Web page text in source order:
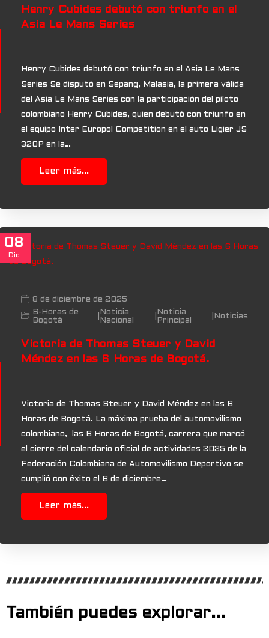
Henry Cubides debutó con triunfo en el
Asia Le Mans Series
Henry Cubides debutó con triunfo en el Asia Le Mans
Series Se disputó en Sepang, Malasia, la primera válida
del Asia Le Mans Series con la participación del piloto
colombiano Henry Cubides, quien debutó con triunfo en
el equipo Inter Europol Competition en el auto Ligier JS
320P en la…
Leer más...
08
Dic
8 de diciembre de 2025
6-Horas de
Bogotá
Noticia
Nacional
Noticia
Principal
Noticias
Victoria de Thomas Steuer y David
Méndez en las 6 Horas de Bogotá.
Victoria de Thomas Steuer y David Méndez en las 6
Horas de Bogotá. La máxima prueba del automovilismo
colombiano, las 6 Horas de Bogotá, carrera que marcó
el cierre del calendario oficial de actividades 2025 de la
Federación Colombiana de Automovilismo Deportivo se
cumplió con éxito el 6 de diciembre…
Leer más...
También puedes explorar...